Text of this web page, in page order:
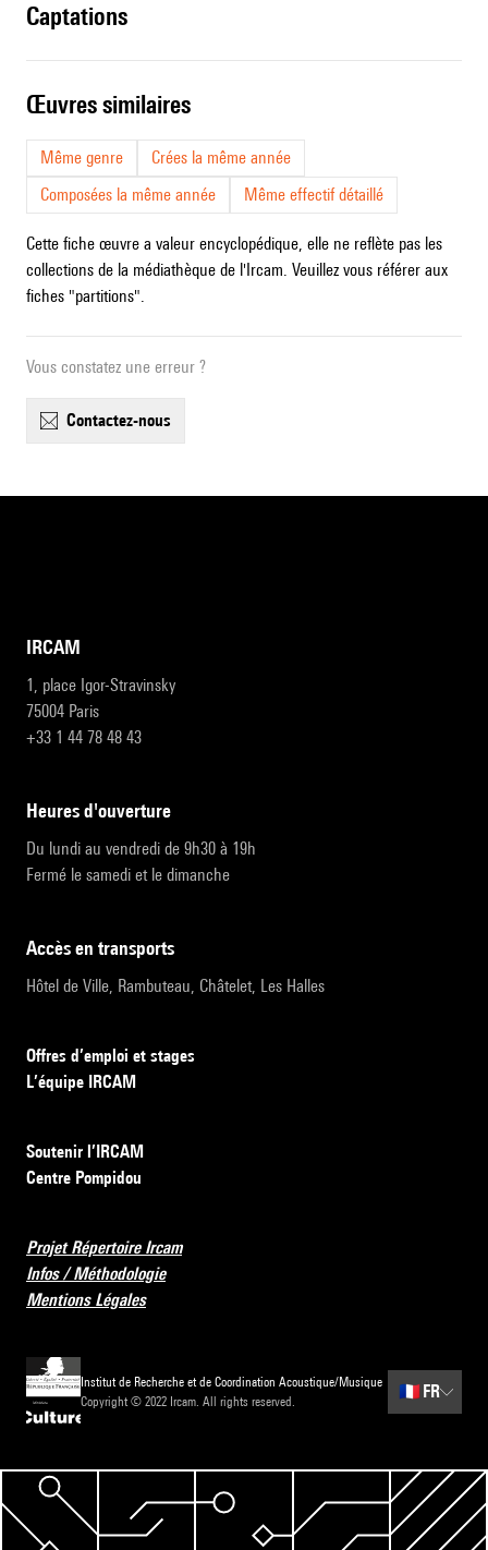
captations
œuvres similaires
Même genre
Crées la même année
Composées la même année
Même effectif détaillé
Cette fiche œuvre a valeur encyclopédique, elle ne reflète pas les
collections de la médiathèque de l'Ircam. Veuillez vous référer aux
fiches "partitions".
Vous constatez une erreur ?
contactez-nous
IRCAM
1, place Igor-Stravinsky
75004 Paris
+33 1 44 78 48 43
heures d'ouverture
Du lundi au vendredi de 9h30 à 19h
Fermé le samedi et le dimanche
accès en transports
Hôtel de Ville, Rambuteau, Châtelet, Les Halles
Offres d’emploi et stages
L’équipe IRCAM
Soutenir l’IRCAM
Centre Pompidou
Projet Répertoire Ircam
Infos / Méthodologie
Mentions Légales
Institut de Recherche et de Coordination Acoustique/Musique
Copyright © 2022 Ircam. All rights reserved.
🇫🇷 FR